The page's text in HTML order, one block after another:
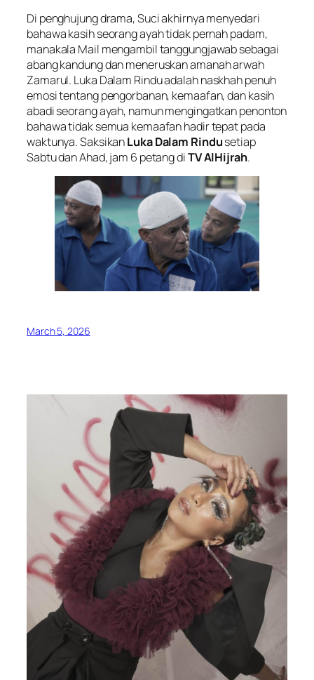
Di penghujung drama, Suci akhirnya menyedari
bahawa kasih seorang ayah tidak pernah padam,
manakala Mail mengambil tanggungjawab sebagai
abang kandung dan meneruskan amanah arwah
Zamarul. Luka Dalam Rinduadalah naskhah penuh
emosi tentang pengorbanan, kemaafan, dan kasih
abadi seorang ayah, namun mengingatkan penonton
bahawa tidak semua kemaafan hadir tepat pada
waktunya. SaksikanLuka Dalam Rindusetiap
Sabtu dan Ahad, jam 6 petang diTV AlHijrah.
March 5, 2026